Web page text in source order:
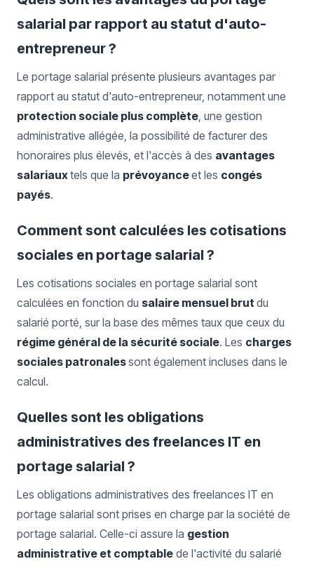
salarial par rapport au statut d'auto-
entrepreneur ?
Le portage salarial présente plusieurs avantages par
rapport au statut d'auto-entrepreneur, notamment une
protection sociale plus complète, une gestion
administrative allégée, la possibilité de facturer des
honoraires plus élevés, et l'accès à des avantages
salariauxtels que la prévoyanceet les congés
payés.
Comment sont calculées les cotisations
sociales en portage salarial ?
Les cotisations sociales en portage salarial sont
calculées en fonction du salaire mensuel brut du
salarié porté, sur la base des mêmes taux que ceux du
régime général de la sécurité sociale. Les charges
sociales patronalessont également incluses dans le
calcul.
Quelles sont les obligations
administratives des freelances IT en
portage salarial ?
Les obligations administratives des freelances IT en
portage salarial sont prises en charge par la société de
portage salarial. Celle-ci assure la gestion
administrative et comptable de l'activité du salarié